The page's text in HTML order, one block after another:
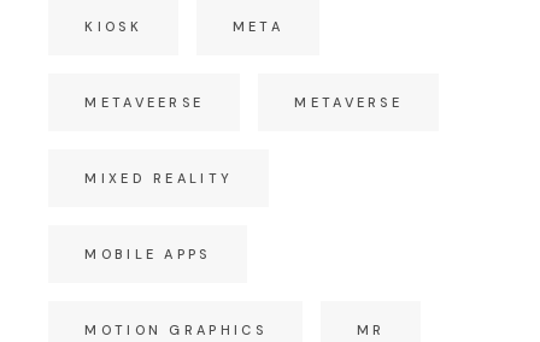
KIOSK META
METAVEERSE METAVERSE
MIXED REALITY
MOBILE APPS
MOTION GRAPHICS MR